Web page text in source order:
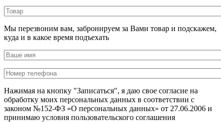
Мы перезвоним вам, забронируем за Вами товар и подскажем,
куда и в какое время подъехать
Нажимая на кнопку "Записаться", я даю свое согласие на
обработку моих персональных данных в соответствии с
законом №152-ФЗ «О персональных данных» от 27.06.2006 и
принимаю условия пользовательского соглашения